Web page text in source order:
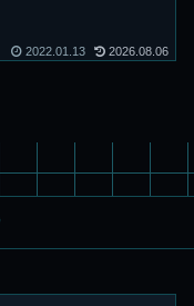
2022.01.13 2026.08.06